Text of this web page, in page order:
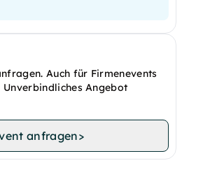
Auch für Firmenevents
Angebot
anfragen>